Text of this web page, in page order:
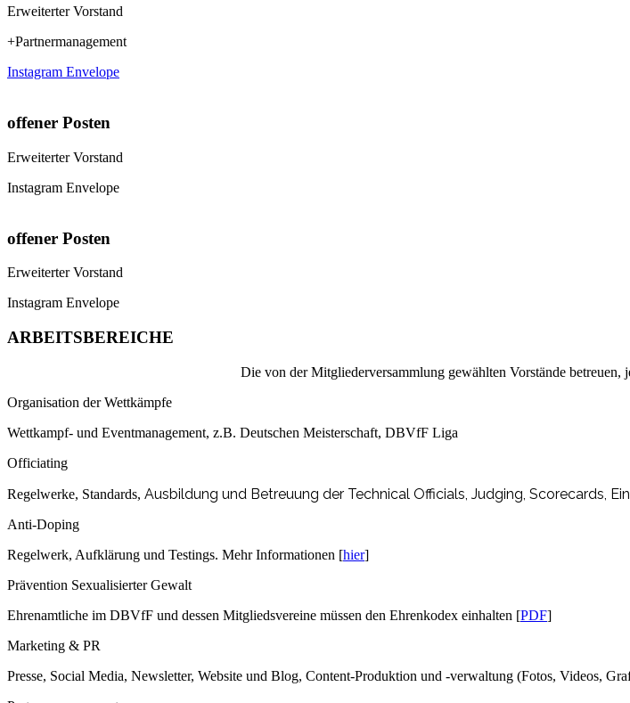
Erweiterter Vorstand
+Partnermanagement
Instagram Envelope
offener Posten
Erweiterter Vorstand
Instagram Envelope
offener Posten
Erweiterter Vorstand
Instagram Envelope
ARBEITSBEREICHE
Die von der Mitgliederversammlung gewählten Vorstände betreuen,
Organisation der Wettkämpfe
Wettkampf- und Eventmanagement, z.B. Deutschen Meisterschaft, DBVfF Liga
Officiating
Regelwerke, Standards, Ausbildung und Betreuung der Technical Officials, Judging, Scorecards,
Anti-Doping
Regelwerk, Aufklärung und Testings. Mehr Informationen [hier]
Prävention Sexualisierter Gewalt
Ehrenamtliche im DBVfF und dessen Mitgliedsvereine müssen den Ehrenkodex einhalten [PDF]
Marketing & PR
Presse, Social Media, Newsletter, Website und Blog, Content-Produktion und -verwaltung (Fotos, Videos,